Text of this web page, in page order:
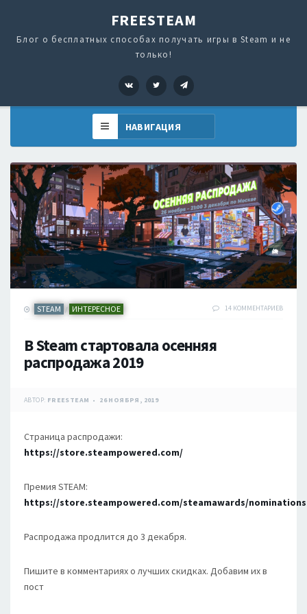
FREESTEAM
Блог о бесплатных способах получать игры в Steam и не
только!
VK Twitter
STEAM / ИНТЕРЕСНОЕ 14 КОММЕНТАРИЕВ
В Steam стартовала осенняя
распродажа 2019
АВТОР: FREESTEAM 26 НОЯБРЯ, 2019
Страница распродажи:
https://store.steampowered.com/
Премия STEAM:
https://store.steampowered.com/steamawards/nominations
Распродажа продлится до 3 декабря.
Пишите в комментариях о лучших скидках. Добавим их в
пост